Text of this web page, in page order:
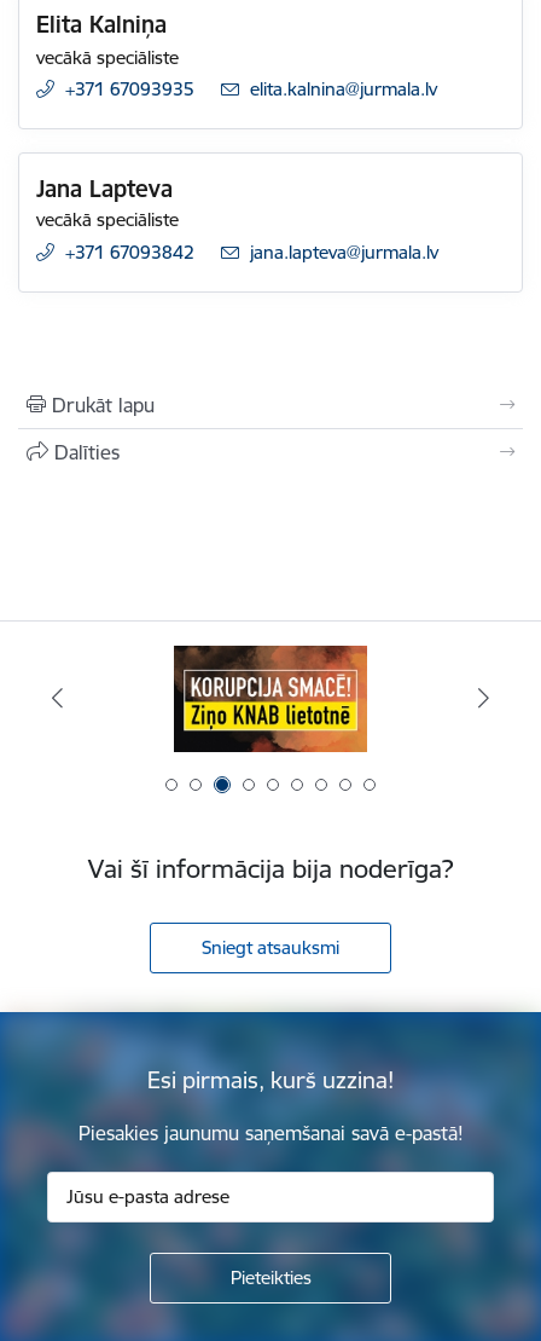
Elita Kalniņa
vecākā speciāliste
+371 67093935
E-pasts:
elita.kalnina@jurmala.lv
Jana Lapteva
vecākā speciāliste
+371 67093842
E-pasts:
jana.lapteva@jurmala.lv
Drukāt lapu
Dalīties
Vai šī informācija bija noderīga?
Sniegt atsauksmi
Esi pirmais, kurš uzzina!
Piesakies jaunumu saņemšanai savā e-pastā!